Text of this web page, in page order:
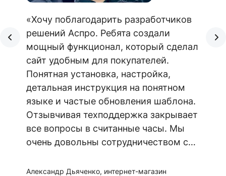
«Хочу поблагодарить разработчиков
решений Аспро. Ребята создали
мощный функционал, который сделал
сайт удобным для покупателей.
Понятная установка, настройка,
детальная инструкция на понятном
языке и частые обновления шаблона.
Отзывчивая техподдержка закрывает
все вопросы в считанные часы. Мы
очень довольны сотрудничеством с
под килем!»
Александр Дьяченко, интернет-магазин